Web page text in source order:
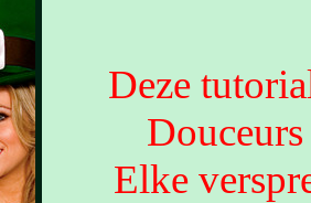
Deze
Elke